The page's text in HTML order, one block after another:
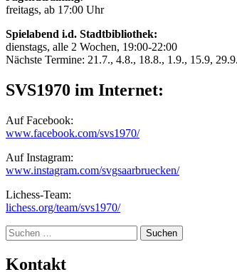
freitags, ab 17:00 Uhr
Spielabend i.d. Stadtbibliothek:
dienstags, alle 2 Wochen, 19:00-22:00
Nächste Termine: 21.7., 4.8., 18.8., 1.9., 15.9, 29.9.
SVS1970 im Internet:
Auf Facebook:
www.facebook.com/svs1970/
Auf Instagram:
www.instagram.com/svgsaarbruecken/
Lichess-Team:
lichess.org/team/svs1970/
Suche
Kontakt